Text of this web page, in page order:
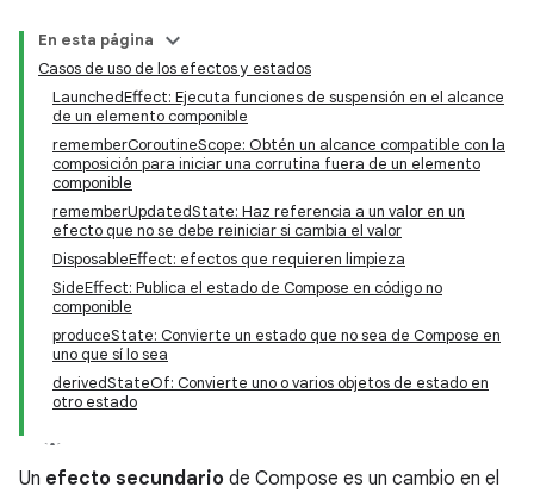
En esta página
Casos de uso de los efectos y estados
LaunchedEffect: Ejecuta funciones de suspensión en el alcance
de un elemento componible
rememberCoroutineScope: Obtén un alcance compatible con la
composición para iniciar una corrutina fuera de un elemento
componible
rememberUpdatedState: Haz referencia a un valor en un
efecto que no se debe reiniciar si cambia el valor
DisposableEffect: efectos que requieren limpieza
SideEffect: Publica el estado de Compose en código no
componible
produceState: Convierte un estado que no sea de Compose en
uno que sí lo sea
derivedStateOf: Convierte uno o varios objetos de estado en
otro estado
Un efecto secundario de Compose es un cambio en el